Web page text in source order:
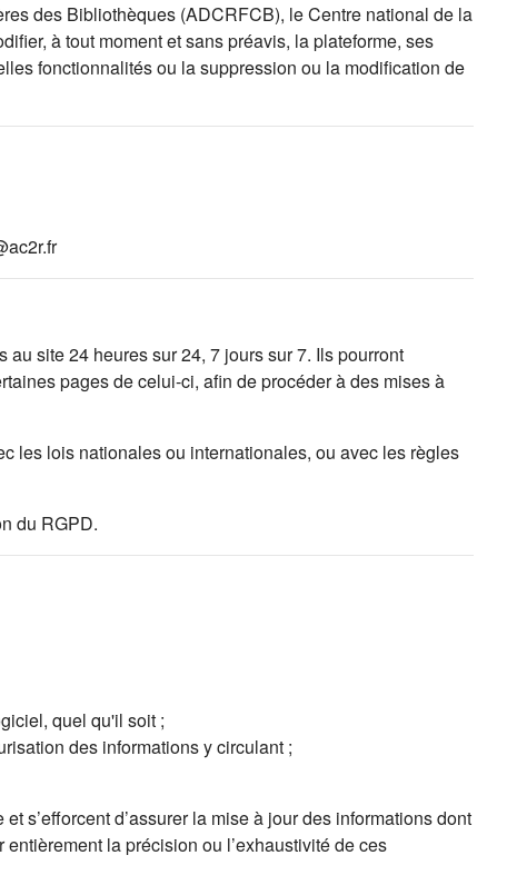
des Bibliothèques (ADCRFCB), le Centre national de la
à tout moment et sans préavis, la plateforme, ses
fonctionnalités ou la suppression ou la modification de
site 24 heures sur 24, 7 jours sur 7. Ils pourront
pages de celui-ci, afin de procéder à des mises à
les lois nationales ou internationales, ou avec les règles
du RGPD.
quel qu'il soit ;
des informations y circulant ;
s’efforcent d’assurer la mise à jour des informations dont
la précision ou l’exhaustivité de ces
un nouvel onglet)